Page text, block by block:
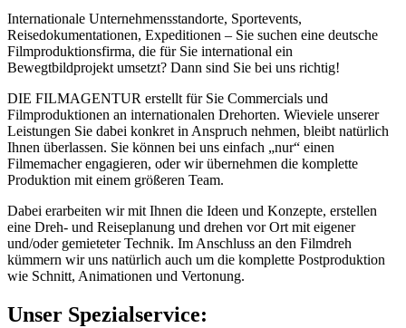
Internationale Unternehmensstandorte, Sportevents,
Reisedokumentationen, Expeditionen – Sie suchen eine deutsche
Filmproduktionsfirma, die für Sie international ein
Bewegtbildprojekt umsetzt? Dann sind Sie bei uns richtig!
DIE FILMAGENTUR erstellt für Sie Commercials und
Filmproduktionen an internationalen Drehorten. Wieviele unserer
Leistungen Sie dabei konkret in Anspruch nehmen, bleibt natürlich
Ihnen überlassen. Sie können bei uns einfach „nur“ einen
Filmemacher engagieren, oder wir übernehmen die komplette
Produktion mit einem größeren Team.
Dabei erarbeiten wir mit Ihnen die Ideen und Konzepte, erstellen
eine Dreh- und Reiseplanung und drehen vor Ort mit eigener
und/oder gemieteter Technik. Im Anschluss an den Filmdreh
kümmern wir uns natürlich auch um die komplette Postproduktion
wie Schnitt, Animationen und Vertonung.
Unser Spezialservice: